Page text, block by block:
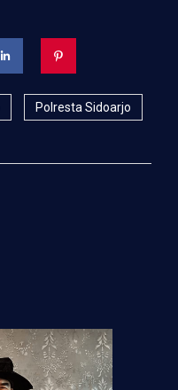
Polresta Sidoarjo